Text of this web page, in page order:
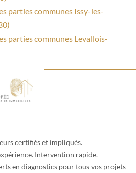
parties communes Issy-les-
parties communes Levallois-
certifiés et impliqués.
Intervention rapide.
en diagnostics pour tous vos projets